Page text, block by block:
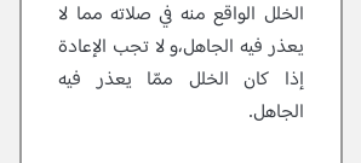
الخلل الواقع منه في صلاته مما لا
يعذر فيه الجاهل،و لا تجب الإعادة
إذا كان الخلل ممّا يعذر فيه
الجاهل.